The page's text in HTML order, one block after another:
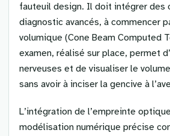
fauteuil design. Il doit intégrer des
diagnostic avancés, à commencer
volumique (Cone Beam Computed
examen, réalisé sur place, permet
nerveuses et de visualiser le
sans avoir à inciser la gencive à
L’intégration de l’empreinte
modélisation numérique précise